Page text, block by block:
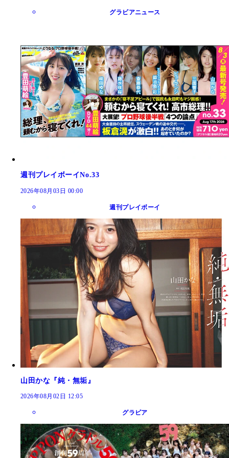
グラビアニュース
週刊プレイボーイNo.33
2026年08月03日 00:00
週刊プレイボーイ
山田かな『純・無垢』
2026年08月02日 12:05
グラビア